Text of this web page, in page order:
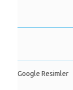
Google Resimler